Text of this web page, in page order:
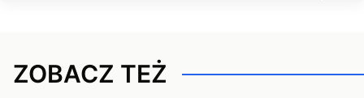
ZOBACZ TEŻ